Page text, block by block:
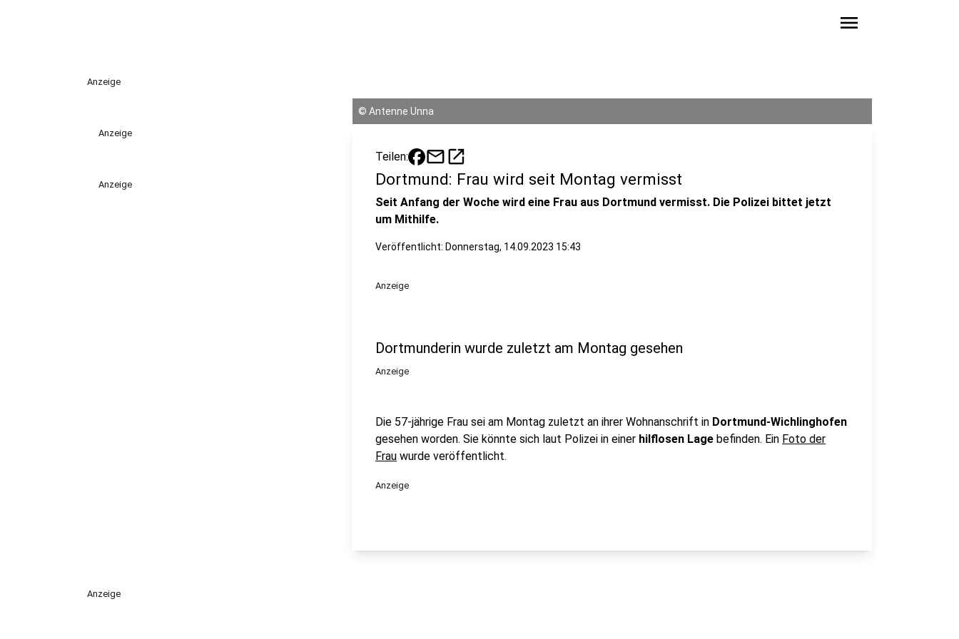
menu
Anzeige
Anzeige
Anzeige
© Antenne Unna
Teilen: mailopen_in_new
Dortmund: Frau wird seit Montag vermisst
Seit Anfang der Woche wird eine Frau aus Dortmund vermisst. Die Polizei bittet jetzt
um Mithilfe.
Veröffentlicht: Donnerstag, 14.09.2023 15:43
Anzeige
Dortmunderin wurde zuletzt am Montag gesehen
Anzeige
Die 57-jährige Frau sei am Montag zuletzt an ihrer Wohnanschrift in Dortmund-Wichlinghofen
gesehen worden. Sie könnte sich laut Polizei in einer hilflosen Lage befinden. Ein Foto der
Frau wurde veröffentlicht.
Anzeige
Anzeige